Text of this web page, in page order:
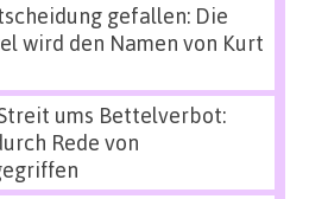
gefallen: Die
wird den Namen von Kurt
ums Bettelverbot:
Rede von